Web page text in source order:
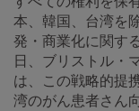
本、韓国、台湾を
発・商業化に関す
日、ブリストル・
は、この戦略的提
湾のがん患者さん